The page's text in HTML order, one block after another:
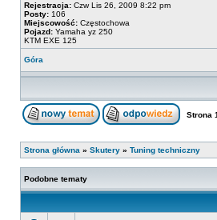
Rejestracja: Czw Lis 26, 2009 8:22 pm
Posty: 106
Miejscowość: Częstochowa
Pojazd: Yamaha yz 250
KTM EXE 125
Góra
Strona 1
Strona główna » Skutery » Tuning techniczny
Podobne tematy